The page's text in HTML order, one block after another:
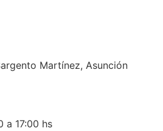
Martínez, Asunción
a 17:00 hs